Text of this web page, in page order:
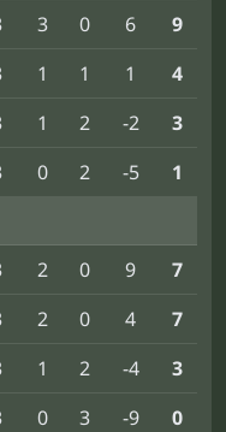
3 0 6
9
1 1 1
4
1 2 -2
3
0 2 -5
1
2 0 9
7
2 0 4
7
1 2 -4
3
0 3 -9
0